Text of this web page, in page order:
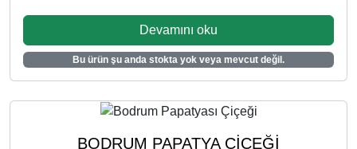
Devamını oku
Bu ürün şu anda stokta yok veya mevcut değil.
BODRUM PAPATYA ÇİÇEĞİ